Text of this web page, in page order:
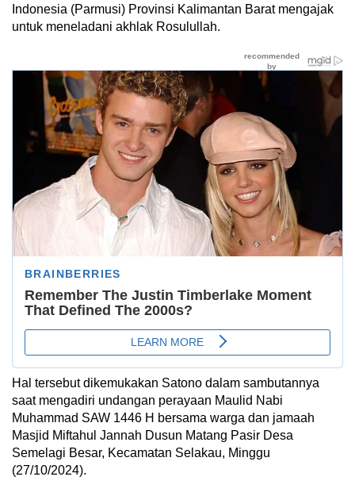
Indonesia (Parmusi) Provinsi Kalimantan Barat mengajak
untuk meneladani akhlak Rosulullah.
Hal tersebut dikemukakan Satono dalam sambutannya
saat mengadiri undangan perayaan Maulid Nabi
Muhammad SAW 1446 H bersama warga dan jamaah
Masjid Miftahul Jannah Dusun Matang Pasir Desa
Semelagi Besar, Kecamatan Selakau, Minggu
(27/10/2024).